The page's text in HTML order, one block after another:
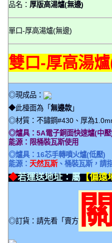
品名： 厚版高湯爐(無邊)
單口-厚高湯爐(無邊)
雙口-厚高湯
◎現成品：
◆此檯面為「無邊款」
◎材質：不鏽鋼#430、厚為
◎爐具：5A電子銅面快速爐(中壓
能源：限桶裝瓦斯使用
◎爐具：16芯手轉噴火爐(低壓)
能源： 天然瓦斯、桶裝瓦斯，請
◆若運送地址：屬 【偏
◎訂貨：請先看「賣方